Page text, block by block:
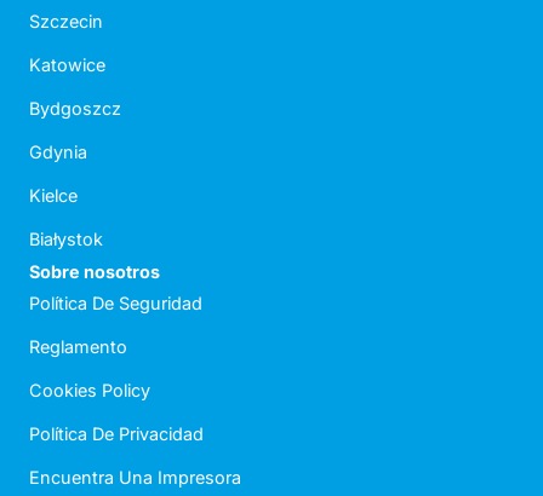
Szczecin
Katowice
Bydgoszcz
Gdynia
Kielce
Białystok
Sobre nosotros
Política De Seguridad
Reglamento
Cookies Policy
Política De Privacidad
Encuentra Una Impresora